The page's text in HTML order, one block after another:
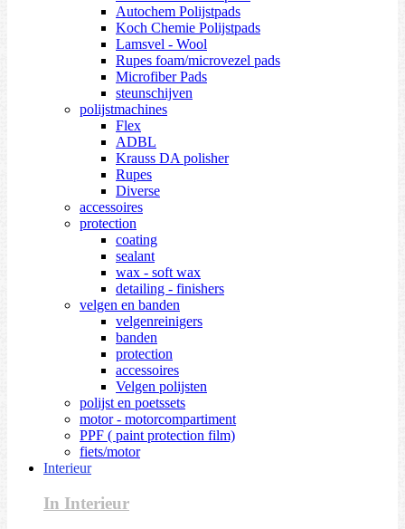
Autochem Polijstpads
Koch Chemie Polijstpads
Lamsvel - Wool
Rupes foam/microvezel pads
Microfiber Pads
steunschijven
polijstmachines
Flex
ADBL
Krauss DA polisher
Rupes
Diverse
accessoires
protection
coating
sealant
wax - soft wax
detailing - finishers
velgen en banden
velgenreinigers
banden
protection
accessoires
Velgen polijsten
polijst en poetssets
motor - motorcompartiment
PPF ( paint protection film)
fiets/motor
Interieur
In Interieur